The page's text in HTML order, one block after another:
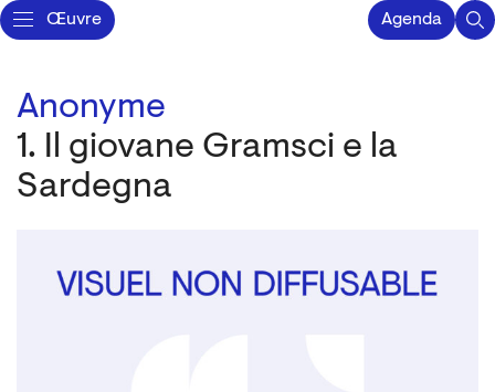
Œuvre Agenda
Anonyme
1. Il giovane Gramsci e la
Sardegna